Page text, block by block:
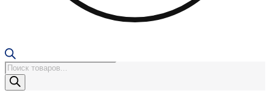
Поиск
товаров